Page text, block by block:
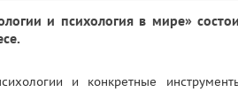
и психология в мире»
и конкретные